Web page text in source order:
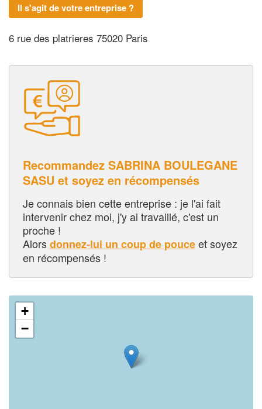
Il s'agit de votre entreprise ?
6 rue des platrieres 75020 Paris
Recommandez SABRINA BOULEGANE
SASU et soyez en récompensés
Je connais bien cette entreprise : je l'ai fait
intervenir chez moi, j'y ai travaillé, c'est un
proche !
Alorsdonnez-lui un coup de pouceet soyez
en récompensés !
+
−